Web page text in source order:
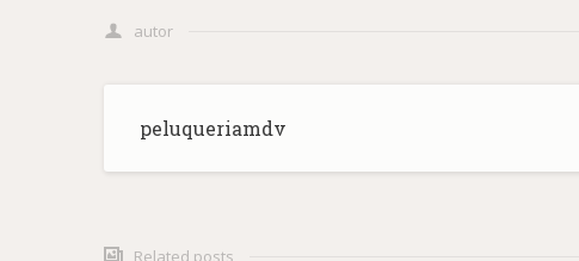
autor
peluqueriamdv
Related posts